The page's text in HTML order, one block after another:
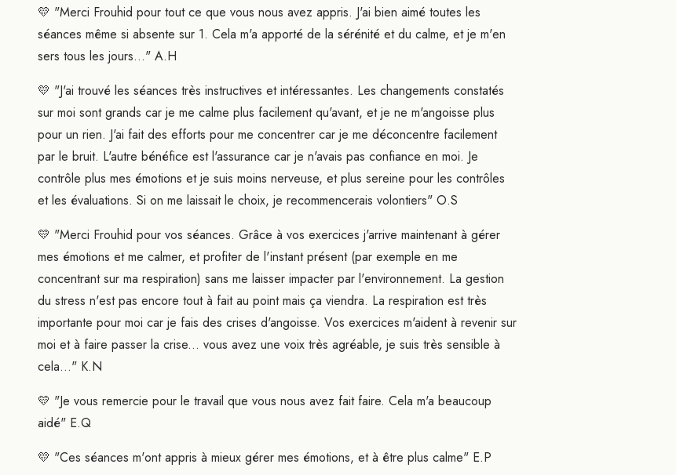
💛 "Merci Frouhid pour tout ce que vous nous avez appris. J'ai bien aimé toutes les
séances même si absente sur 1. Cela m'a apporté de la sérénité et du calme, et je m'en
sers tous les jours..." A.H
💛 "J'ai trouvé les séances très instructives et intéressantes. Les changements constatés
sur moi sont grands car je me calme plus facilement qu'avant, et je ne m'angoisse plus
pour un rien. J'ai fait des efforts pour me concentrer car je me déconcentre facilement
par le bruit. L'autre bénéfice est l'assurance car je n'avais pas confiance en moi. Je
contrôle plus mes émotions et je suis moins nerveuse, et plus sereine pour les contrôles
et les évaluations. Si on me laissait le choix, je recommencerais volontiers" O.S
💛 "Merci Frouhid pour vos séances. Grâce à vos exercices j'arrive maintenant à gérer
mes émotions et me calmer, et profiter de l'instant présent (par exemple en me
concentrant sur ma respiration) sans me laisser impacter par l'environnement. La gestion
du stress n'est pas encore tout à fait au point mais ça viendra. La respiration est très
importante pour moi car je fais des crises d'angoisse. Vos exercices m'aident à revenir sur
moi et à faire passer la crise... vous avez une voix très agréable, je suis très sensible à
cela..." K.N
💛 "Je vous remercie pour le travail que vous nous avez fait faire. Cela m'a beaucoup
aidé" E.Q
💛 "Ces séances m'ont appris à mieux gérer mes émotions, et à être plus calme" E.P